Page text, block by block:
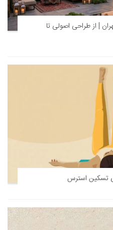
تهران | از طراحی اصولی تا